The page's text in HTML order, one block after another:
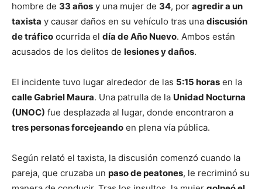
hombre de 33 años y una mujer de 34, por agredir a un
taxista y causar daños en su vehículo tras una discusión
de tráfico ocurrida el día de Año Nuevo. Ambos están
acusados de los delitos de lesiones y daños.
El incidente tuvo lugar alrededor de las 5:15 horas en la
calle Gabriel Maura. Una patrulla de la Unidad Nocturna
(UNOC) fue desplazada al lugar, donde encontraron a
tres personas forcejeando en plena vía pública.
Según relató el taxista, la discusión comenzó cuando la
pareja, que cruzaba un paso de peatones, le recriminó su